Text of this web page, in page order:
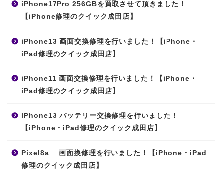
iPhone17Pro 256GBを買取させて頂きました！
【iPhone修理のクイック成田店】
iPhone13 画面交換修理を行いました！【iPhone・
iPad修理のクイック成田店】
iPhone11 画面交換修理を行いました！【iPhone・
iPad修理のクイック成田店】
iPhone13 バッテリー交換修理を行いました！
【iPhone・iPad修理のクイック成田店】
Pixel8a 画面換修理を行いました！【iPhone・iPad
修理のクイック成田店】